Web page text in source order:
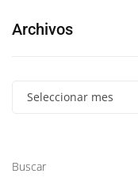
Archivos
Seleccionar mes
Buscar